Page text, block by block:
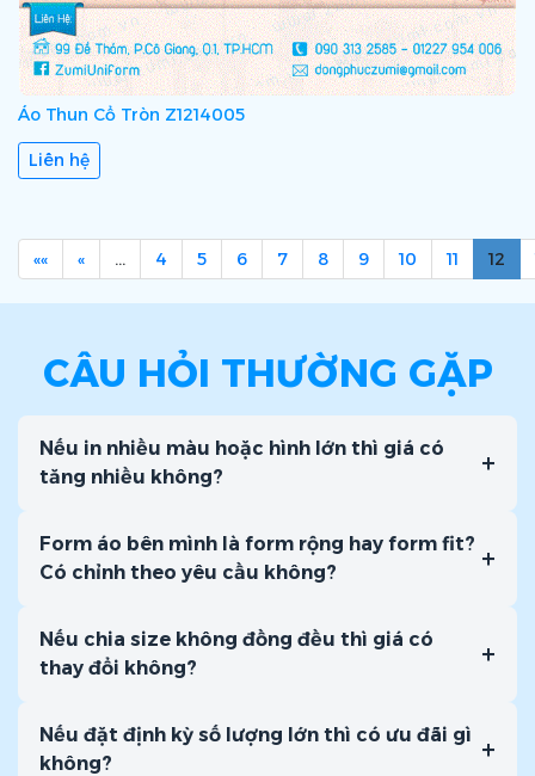
Áo Thun Cổ Tròn Z1214005
Liên hệ
«« « … 4 5 6 7 8 9 10 11 12
CÂU HỎI THƯỜNG GẶP
Nếu in nhiều màu hoặc hình lớn thì giá có
tăng nhiều không?
+
Form áo bên mình là form rộng hay form fit?
Có chỉnh theo yêu cầu không?
+
Nếu chia size không đồng đều thì giá có
thay đổi không?
+
Nếu đặt định kỳ số lượng lớn thì có ưu đãi gì
không?
+